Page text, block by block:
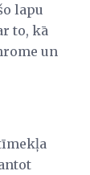
lapu
to, kā
un